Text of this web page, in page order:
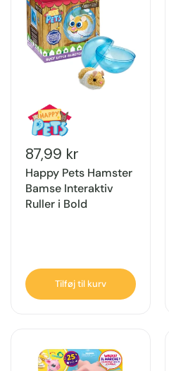
87,99 kr
Happy Pets Hamster
Bamse Interaktiv
Ruller i Bold
Tilføj til kurv